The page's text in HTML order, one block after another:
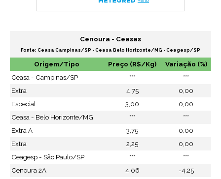
Cenoura - Ceasas
Fonte: Ceasa Campinas/SP - Ceasa Belo Horizonte/MG - Ceagesp/SP
Origem/Tipo Preço (R$/Kg)
Variação (%)
Ceasa - Campinas/SP
***
***
Extra
4,75
0,00
Especial
3,00
0,00
Ceasa - Belo Horizonte/MG
***
***
Extra A
3,75
0,00
Extra
2,25
0,00
Ceagesp - São Paulo/SP
***
***
Cenoura 2A
4,06
-4,25